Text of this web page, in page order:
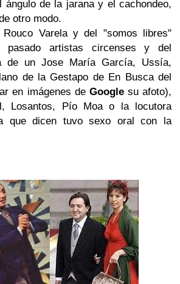
ángulo de la jarana y el cachondeo,
otro modo.
Varela y del "somos libres"
pasado artistas circenses y del
de un Jose María García, Ussía,
de la Gestapo de En Busca del
en imágenes de Googlesu afoto),
Losantos, Pío Moa o la locutora
que dicen tuvo sexo oral con la